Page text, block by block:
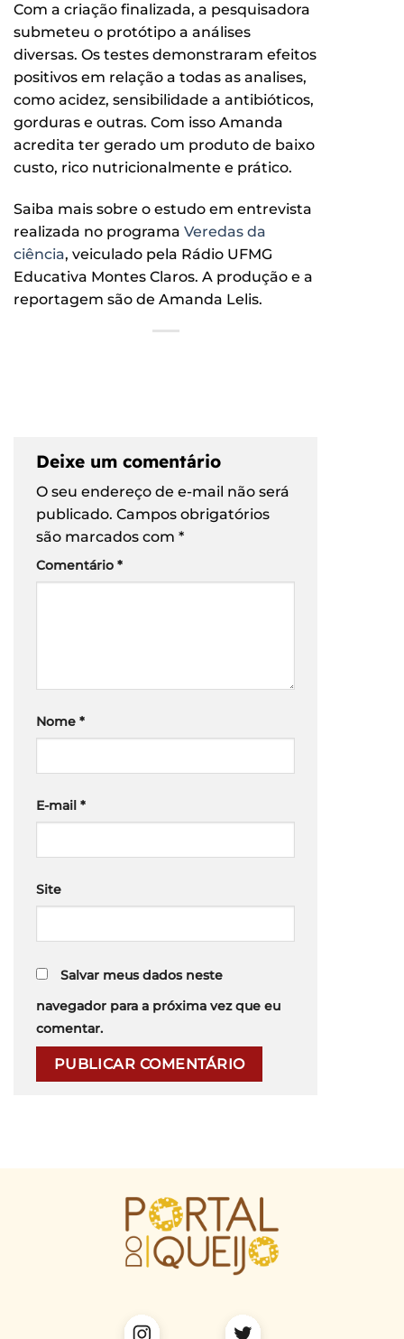
Com a criação finalizada, a pesquisadora
submeteu o protótipo a análises
diversas. Os testes demonstraram efeitos
positivos em relação a todas as analises,
como acidez, sensibilidade a antibióticos,
gorduras e outras. Com isso Amanda
acredita ter gerado um produto de baixo
custo, rico nutricionalmente e prático.
Saiba mais sobre o estudo em entrevista
realizada no programa Veredas da
ciência, veiculado pela Rádio UFMG
Educativa Montes Claros. A produção e a
reportagem são de Amanda Lelis.
Deixe um comentário
O seu endereço de e-mail não será
publicado. Campos obrigatórios
são marcados com *
Comentário *
Nome *
E-mail *
Site
Salvar meus dados neste
navegador para a próxima vez que eu
comentar.